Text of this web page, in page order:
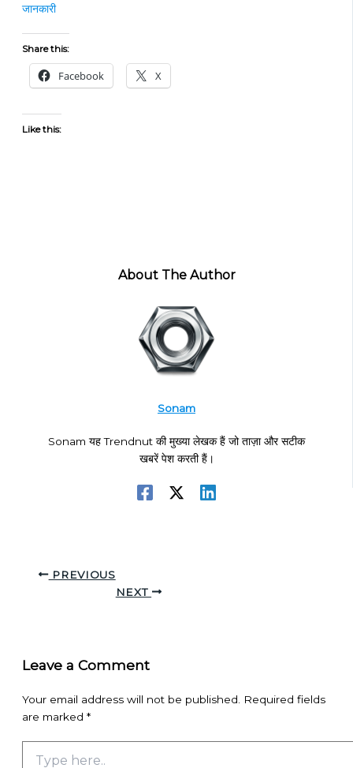
जानकारी
Share this:
Facebook X
Like this:
About The Author
Sonam
Sonam यह Trendnut की मुख्या लेखक हैं जो ताज़ा और सटीक
खबरें पेश करती हैं।
PREVIOUS
NEXT
Leave a Comment
Your email address will not be published.
Required fields
are marked *
here..